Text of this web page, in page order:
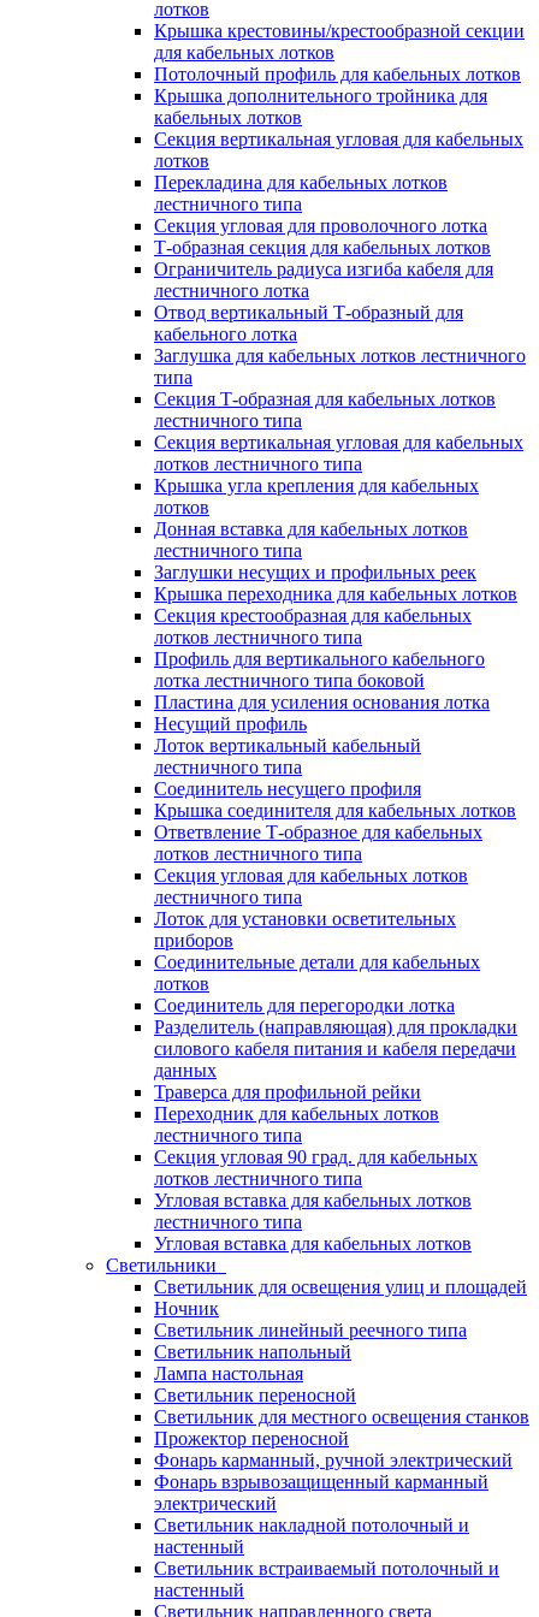
лотков
Крышка крестовины/крестообразной секции
для кабельных лотков
Потолочный профиль для кабельных лотков
Крышка дополнительного тройника для
кабельных лотков
Секция вертикальная угловая для кабельных
лотков
Перекладина для кабельных лотков
лестничного типа
Секция угловая для проволочного лотка
Т-образная секция для кабельных лотков
Ограничитель радиуса изгиба кабеля для
лестничного лотка
Отвод вертикальный Т-образный для
кабельного лотка
Заглушка для кабельных лотков лестничного
типа
Секция Т-образная для кабельных лотков
лестничного типа
Секция вертикальная угловая для кабельных
лотков лестничного типа
Крышка угла крепления для кабельных
лотков
Донная вставка для кабельных лотков
лестничного типа
Заглушки несущих и профильных реек
Крышка переходника для кабельных лотков
Секция крестообразная для кабельных
лотков лестничного типа
Профиль для вертикального кабельного
лотка лестничного типа боковой
Пластина для усиления основания лотка
Несущий профиль
Лоток вертикальный кабельный
лестничного типа
Соединитель несущего профиля
Крышка соединителя для кабельных лотков
Ответвление Т-образное для кабельных
лотков лестничного типа
Секция угловая для кабельных лотков
лестничного типа
Лоток для установки осветительных
приборов
Соединительные детали для кабельных
лотков
Соединитель для перегородки лотка
Разделитель (направляющая) для прокладки
силового кабеля питания и кабеля передачи
данных
Траверса для профильной рейки
Переходник для кабельных лотков
лестничного типа
Секция угловая 90 град. для кабельных
лотков лестничного типа
Угловая вставка для кабельных лотков
лестничного типа
Угловая вставка для кабельных лотков
Светильники
Светильник для освещения улиц и площадей
Ночник
Светильник линейный реечного типа
Светильник напольный
Лампа настольная
Светильник переносной
Светильник для местного освещения станков
Прожектор переносной
Фонарь карманный, ручной электрический
Фонарь взрывозащищенный карманный
электрический
Светильник накладной потолочный и
настенный
Светильник встраиваемый потолочный и
настенный
Светильник направленного света